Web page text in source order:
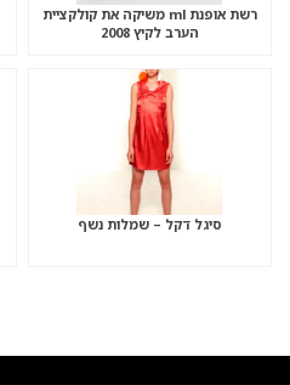
רשת אופנת ml משיקה את קולקציית
הערב לקיץ 2008
סיגל דקל – שמלות נשף